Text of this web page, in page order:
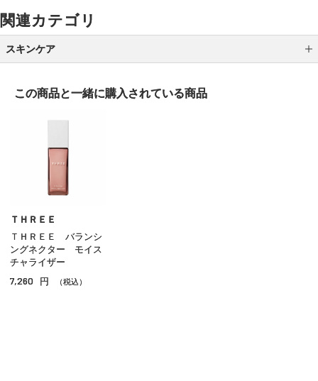
関連カテゴリ
スキンケア
美容液
オイル
アイケア
この商品と一緒に購入されている商品
ＴＨＲＥＥ
ＴＨＲＥＥ バランシ
ングネクター モイス
チャライザー
7,260 円 （税込）